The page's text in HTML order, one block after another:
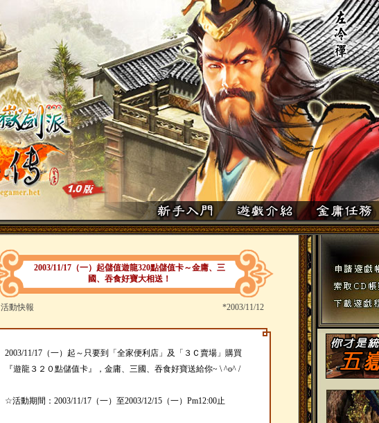
2003/11/17（一）起儲值遊龍320點儲值卡～金庸、三
國、吞食好寶大相送！
活動快報 *2003/11/12
2003/11/17（一）起～只要到「全家便利店」及「３Ｃ賣場」購買
『遊龍３２０點儲值卡』，金庸、三國、吞食好寶送給你~ \ ^o^ /
☆活動期間：2003/11/17（一）至2003/12/15（一）Pm12:00止